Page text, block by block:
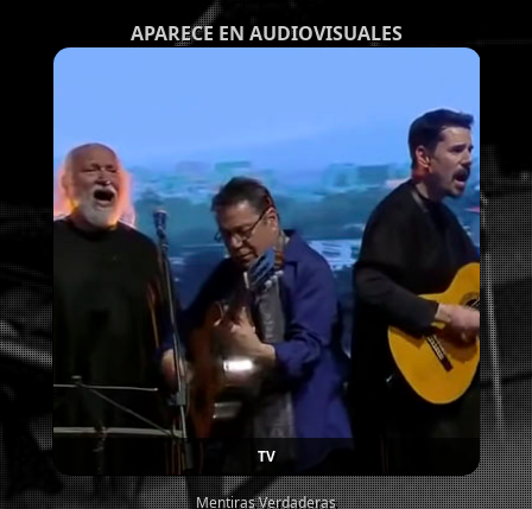
APARECE EN AUDIOVISUALES
TV
Mentiras Verdaderas